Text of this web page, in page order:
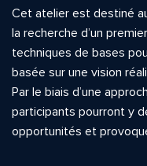
Cet atelier est destiné
la recherche d’un
techniques de bases
basée sur une vision
Par le biais d’une
participants pourront y
opportunités et